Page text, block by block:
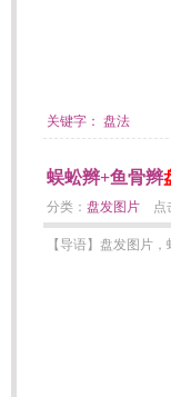
关键字： 盘法
蜈蚣辫+鱼骨辫
分类： 盘发图片点击
【导语】盘发图片